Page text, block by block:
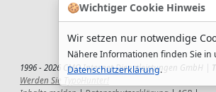
🍪Wichtiger Cookie Hinweis
Wir setzen nur notwendige
Nähere Informationen finden Sie in
Datenschutzerklärung.
1996 - 2026 CMO Internet Dienstleistungen GmbH |
Werden Sie TypoHunter!